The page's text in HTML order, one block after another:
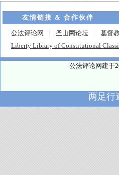
友情链接 & 合作伙伴
公法评论网 圣山网论坛 基督
Liberty Library of Constitutional
公法评论网建于
两足行